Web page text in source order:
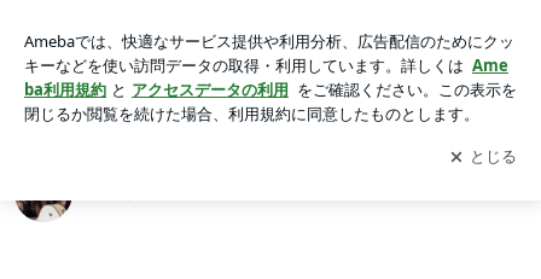
アプリをダウンロードして ブログの更新通知
を受け取りまし
ょう。
開く